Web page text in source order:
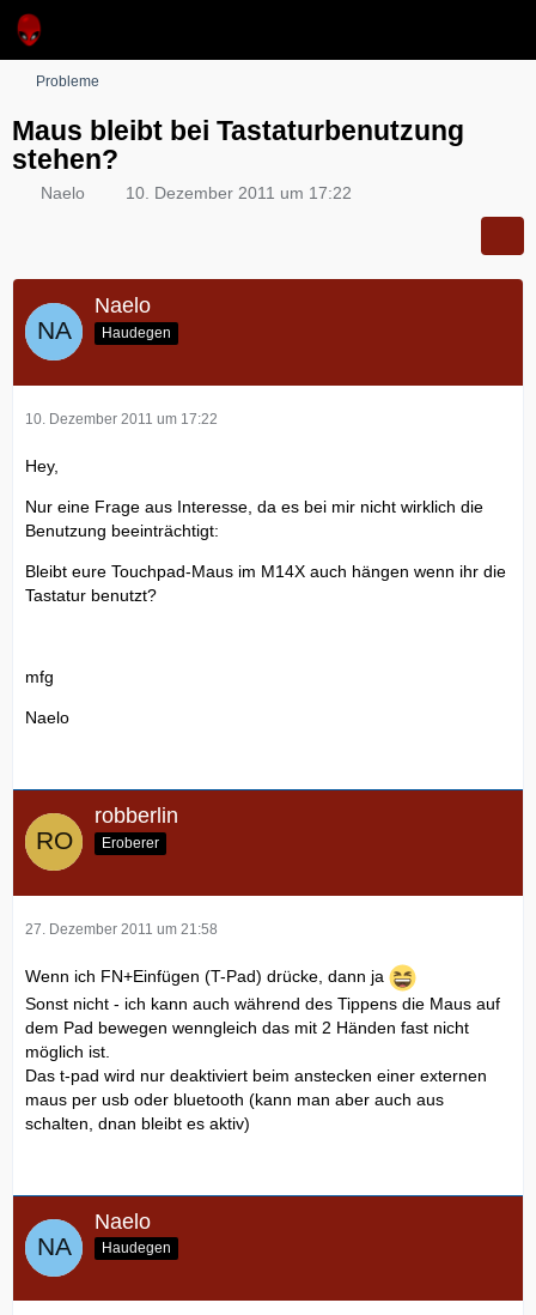
Probleme
Maus bleibt bei Tastaturbenutzung
stehen?
Naelo 10. Dezember 2011 um 17:22
Naelo
Haudegen
10. Dezember 2011 um 17:22
Hey,
Nur eine Frage aus Interesse, da es bei mir nicht wirklich die
Benutzung beeinträchtigt:
Bleibt eure Touchpad-Maus im M14X auch hängen wenn ihr die
Tastatur benutzt?
mfg
Naelo
robberlin
Eroberer
27. Dezember 2011 um 21:58
Wenn ich FN+Einfügen (T-Pad) drücke, dann ja
Sonst nicht - ich kann auch während des Tippens die Maus auf
dem Pad bewegen wenngleich das mit 2 Händen fast nicht
möglich ist.
Das t-pad wird nur deaktiviert beim anstecken einer externen
maus per usb oder bluetooth (kann man aber auch aus
schalten, dnan bleibt es aktiv)
Naelo
Haudegen